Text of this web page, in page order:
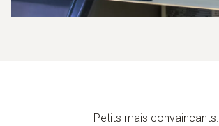
Petits mais convaincants.